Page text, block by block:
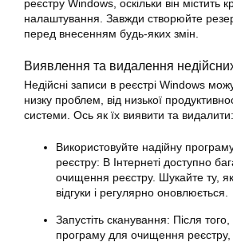
реєстру Windows, оскільки він містить
налаштування. Завжди створюйте
перед внесенням будь-яких змін.
Виявлення та видалення
Недійсні записи в реєстрі Windows
низку проблем, від низької
системи. Ось як їх виявити та видалити:
Використовуйте надійну
реєстру: В Інтернеті доступно
очищення реєстру. Шукайте ту,
відгуки і регулярно оновлюється.
Запустіть сканування: Після
програму для очищення реєстру,